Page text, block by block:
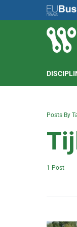
Posts By
1 Post